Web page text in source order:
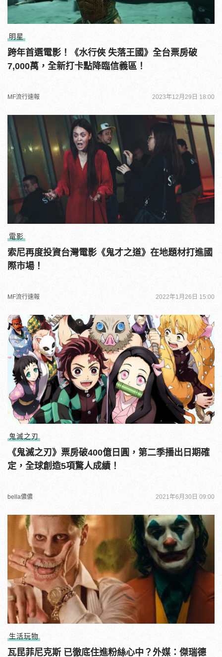
明星
跨年首選電影！《水行俠 失落王國》全台票房破
7,000萬，全新打卡點降臨信義區！
MF流行速報 2023年12月29日 18:00
電影
索尼再度投資台灣電影《鬼才之道》在地題材打進國
際市場！
MF流行速報 2022年1月26日 15:00
鬼滅之刃
《鬼滅之刃》票房破400億日圓，第二季播出日期確
定，全球創造5項驚人成績！
bella儂儂 2021年6月30日 09:00
生活玩物
瓦昆菲尼克斯 已徹底住進粉絲心中？外媒：傑瑞德